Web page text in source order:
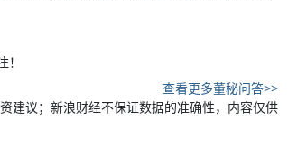
查看更多董秘问答>>
建议；新浪财经不保证数据的准确性，内容仅供